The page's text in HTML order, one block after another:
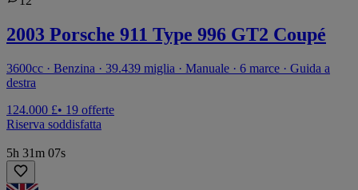
2003 Porsche 911 Type 996 GT2 Coupé
3600cc · Benzina · 39.439 miglia · Manuale · 6 marce · Guida a
destra
124.000 £• 19 offerte
Riserva soddisfatta
5h 31m 07s